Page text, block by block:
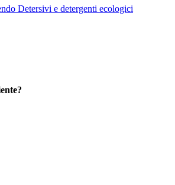
Detersivi e detergenti ecologici